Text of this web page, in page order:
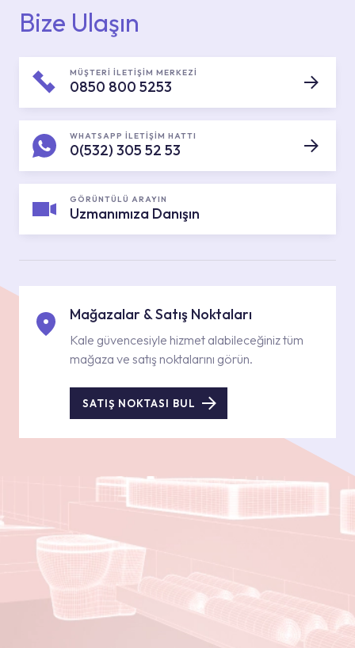
Bize Ulaşın
MÜŞTERİ İLETİŞİM MERKEZİ
0850 800 5253
WHATSAPP İLETİŞİM HATTI
0(532) 305 52 53
GÖRÜNTÜLÜ ARAYIN
Uzmanımıza Danışın
Mağazalar & Satış Noktaları
Kale güvencesiyle hizmet alabileceğiniz tüm
mağaza ve satış noktalarını görün.
SATIŞ NOKTASI BUL